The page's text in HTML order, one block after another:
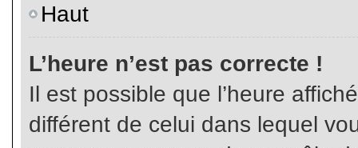
Haut
L’heure n’est pas correcte !
Il est possible que l’heure
différent de celui dans lequel